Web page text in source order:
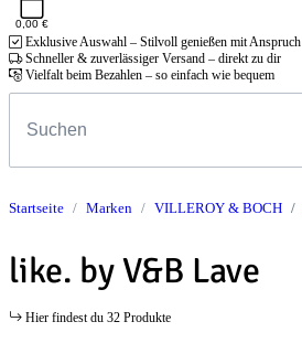
0,00 €
Exklusive Auswahl – Stilvoll genießen mit Anspruch
Schneller & zuverlässiger Versand – direkt zu dir
Vielfalt beim Bezahlen – so einfach wie bequem
Startseite Marken VILLEROY & BOCH
like. by V&B Lave
Hier findest du 32 Produkte